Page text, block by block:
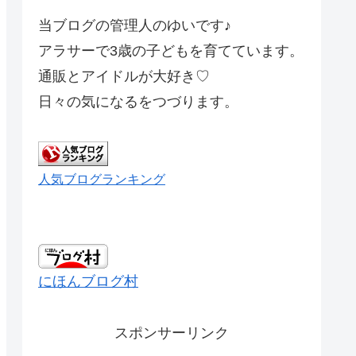
当ブログの管理人のゆいです♪
アラサーで3歳の子どもを育てています。
通販とアイドルが大好き♡
日々の気になるをつづります。
人気ブログランキング
にほんブログ村
スポンサーリンク